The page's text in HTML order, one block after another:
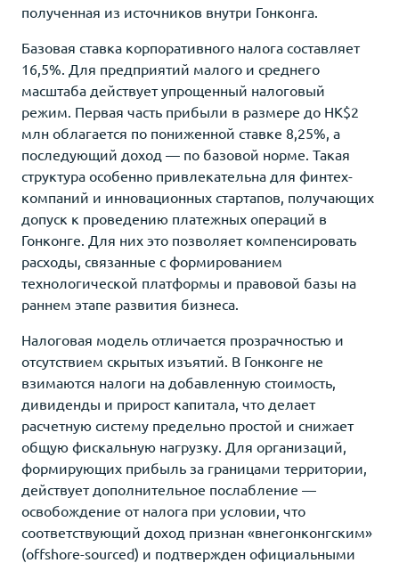
полученная из источников внутри Гонконга.
Базовая ставка корпоративного налога составляет
16,5%. Для предприятий малого и среднего
масштаба действует упрощенный налоговый
режим. Первая часть прибыли в размере до HK$2
млн облагается по пониженной ставке 8,25%, а
последующий доход — по базовой норме. Такая
структура особенно привлекательна для финтех-
компаний и инновационных стартапов, получающих
допуск к проведению платежных операций в
Гонконге. Для них это позволяет компенсировать
расходы, связанные с формированием
технологической платформы и правовой базы на
раннем этапе развития бизнеса.
Налоговая модель отличается прозрачностью и
отсутствием скрытых изъятий. В Гонконге не
взимаются налоги на добавленную стоимость,
дивиденды и прирост капитала, что делает
расчетную систему предельно простой и снижает
общую фискальную нагрузку. Для организаций,
формирующих прибыль за границами территории,
действует дополнительное послабление —
освобождение от налога при условии, что
соответствующий доход признан «внегонконгским»
(offshore-sourced) и подтвержден официальными